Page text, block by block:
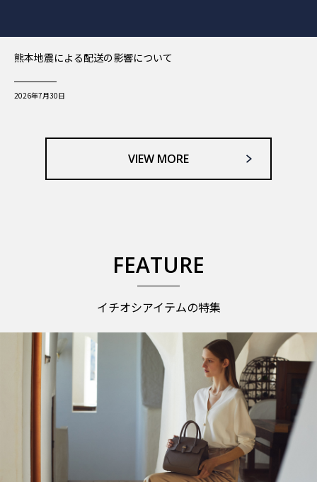
熊本地震による配送の影響について
2026年7月30日
VIEW MORE
FEATURE
イチオシアイテムの特集